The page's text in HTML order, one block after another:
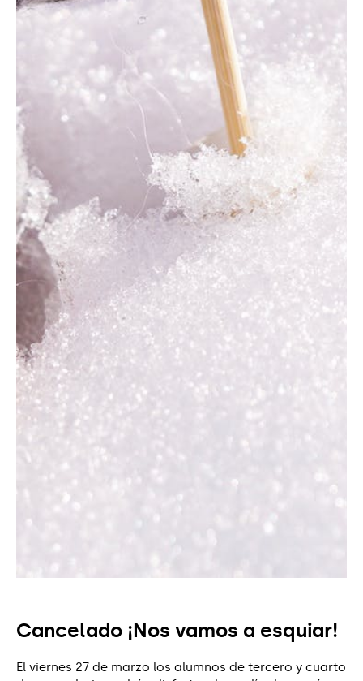
Cancelado ¡Nos vamos a esquiar!
El viernes 27 de marzo los alumnos de tercero y cuarto